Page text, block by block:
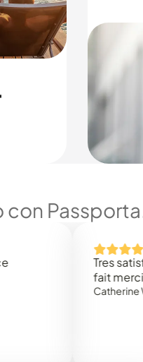
con
Tres satisfaite
fait merci
Catherine W.